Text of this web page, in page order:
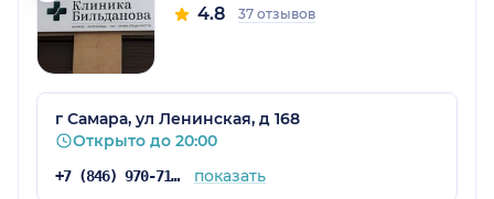
4.8 37 отзывов
г Самара, ул Ленинская, д 168
Открыто до 20:00
+7 (846) 970-71-47 показать